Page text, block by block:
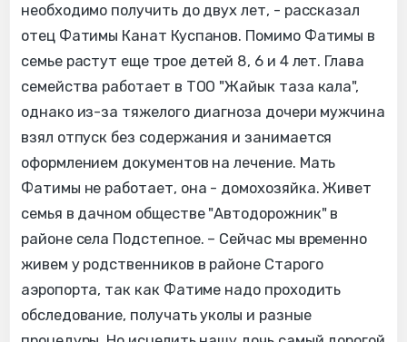
необходимо получить до двух лет, - рассказал
отец Фатимы Канат Куспанов. Помимо Фатимы в
семье растут еще трое детей 8, 6 и 4 лет. Глава
семейства работает в ТОО "Жайык таза кала",
однако из-за тяжелого диагноза дочери мужчина
взял отпуск без содержания и занимается
оформлением документов на лечение. Мать
Фатимы не работает, она - домохозяйка. Живет
семья в дачном обществе "Автодорожник" в
районе села Подстепное. – Сейчас мы временно
живем у родственников в районе Старого
аэропорта, так как Фатиме надо проходить
обследование, получать уколы и разные